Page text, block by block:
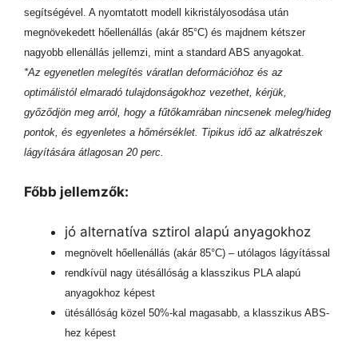
segítségével. A nyomtatott modell kikristályosodása után
megnövekedett hőellenállás (akár 85°C) és majdnem kétszer
nagyobb ellenállás jellemzi, mint a standard ABS anyagokat.
*Az egyenetlen melegítés váratlan deformációhoz és az
optimálistól elmaradó tulajdonságokhoz vezethet, kérjük,
győződjön meg arról, hogy a fűtőkamrában nincsenek meleg/hideg
pontok, és egyenletes a hőmérséklet. Tipikus idő az alkatrészek
lágyítására átlagosan 20 perc.
Főbb jellemzők:
jó alternatíva sztirol alapú anyagokhoz
megnövelt hőellenállás (akár 85°C) – utólagos lágyítással
rendkívül nagy ütésállóság a klasszikus PLA alapú
anyagokhoz képest
ütésállóság közel 50%-kal magasabb, a klasszikus ABS-
hez képest